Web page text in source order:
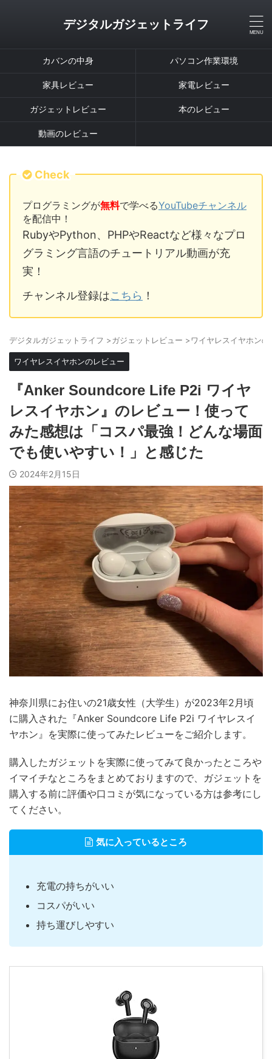
デジタルガジェットライフ
カバンの中身 パソコン作業環境
家具レビュー 家電レビュー
ガジェットレビュー 本のレビュー
動画のレビュー
Check
プログラミングが無料で学べるYouTubeチャンネル
を配信中！
RubyやPython、PHPやReactなど様々なプロ
グラミング言語のチュートリアル動画が充
実！
チャンネル登録はこちら ！
デジタルガジェットライフ >ガジェットレビュー >ワイヤレスイヤホンの
ワイヤレスイヤホンのレビュー
『Anker Soundcore Life P2i ワイヤ
レスイヤホン』のレビュー！使って
みた感想は「コスパ最強！どんな場面
でも使いやすい！」と感じた
2024年2月15日
神奈川県にお住いの21歳女性（大学生）が2023年2月頃
に購入された『Anker Soundcore Life P2i ワイヤレスイ
ヤホン』を実際に使ってみたレビューをご紹介します。
購入したガジェットを実際に使ってみて良かったところや
イマイチなところをまとめておりますので、ガジェットを
購入する前に評価や口コミが気になっている方は参考にし
てください。
気に入っているところ
充電の持ちがいい
コスパがいい
持ち運びしやすい